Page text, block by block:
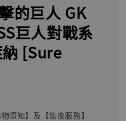
的巨人 GK
巨人對戰系
[Sure
須知】及【售後服務】